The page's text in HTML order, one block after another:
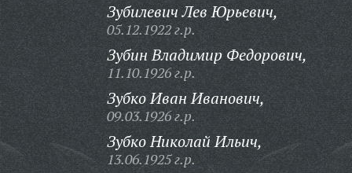
Зубилевич Лев Юрьевич,
05.12.1922 г.р.
Зубин Владимир Федорович,
11.10.1926 г.р.
Зубко Иван Иванович,
09.03.1926 г.р.
Зубко Николай Ильич,
13.06.1925 г.р.